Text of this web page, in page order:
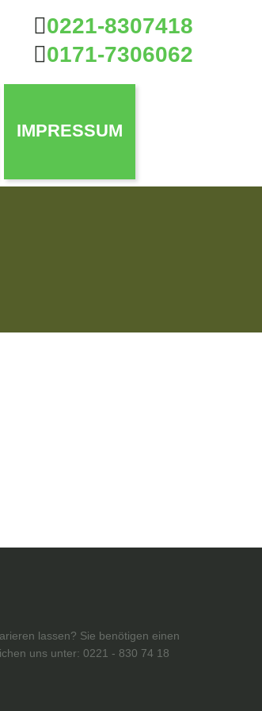
0221-8307418
0171-7306062
IMPRESSUM
lassen? Sie benötigen einen
uns unter: 0221 - 830 74 18